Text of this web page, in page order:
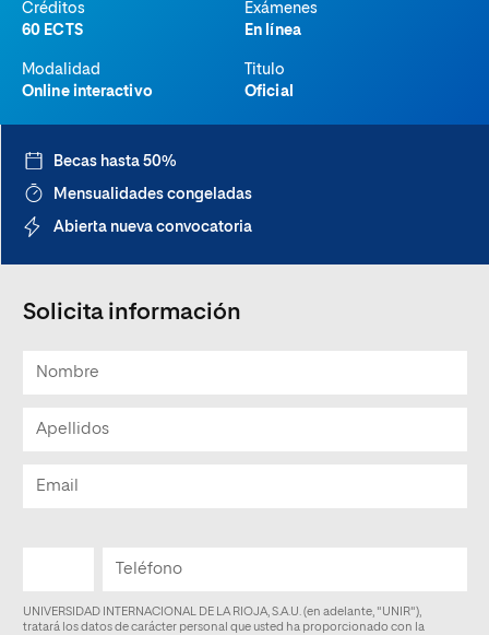
Créditos
60 ECTS
Exámenes
En línea
Modalidad
Online interactivo
Titulo
Oficial
Becas hasta 50%
Mensualidades congeladas
Abierta nueva convocatoria
Solicita información